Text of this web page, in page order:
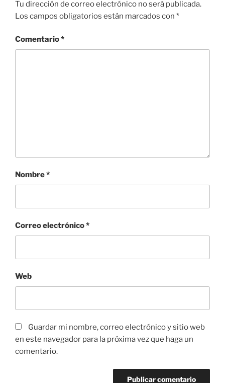
Tu dirección de correo electrónico no será publicada.
Los campos obligatorios están marcados con *
Comentario*
Nombre*
Correo electrónico*
Web
Guardar mi nombre, correo electrónico y sitio web
en este navegador para la próxima vez que haga un
comentario.